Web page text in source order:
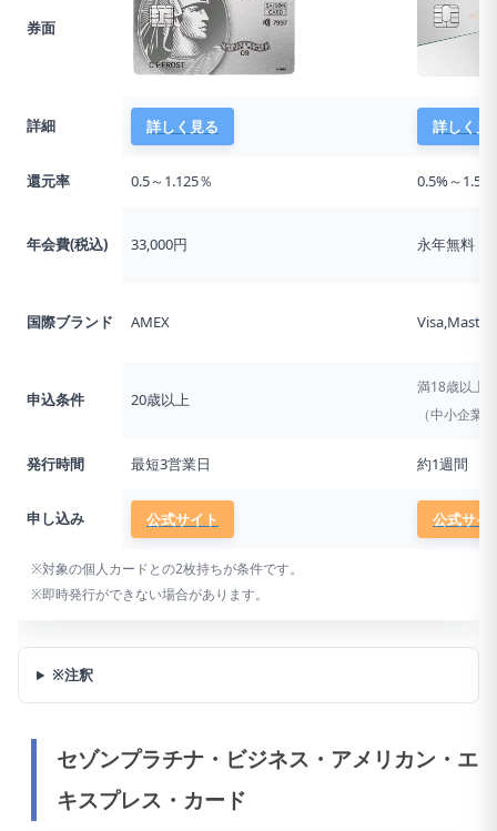
券面
詳細 詳しく見る 詳しく見
還元率 0.5～1.125％ 0.5%～1.5%
年会費(税込) 33,000円 永年無料
国際ブランド AMEX
申込条件 20歳以上
満18歳以上
（中小企業
発行時間 最短3営業日 約1週間
申し込み 公式サイト 公式サイ
※対象の個人カードとの2枚持ちが条件です。
※即時発行ができない場合があります。
※注釈
セゾンプラチナ・ビジネス・アメリカン・エ
キスプレス・カード